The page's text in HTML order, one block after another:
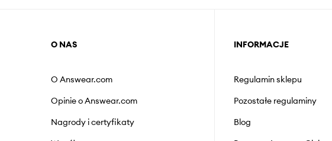
O NAS
O Answear.com
Opinie o Answear.com
Nagrody i certyfikaty
INFORMACJE
Regulamin sklepu
Pozostałe regulaminy
Blog